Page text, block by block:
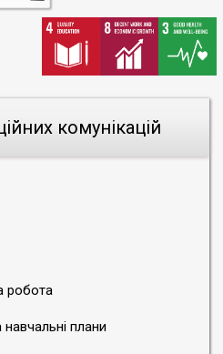
комунікацій
робота
навчальні плани